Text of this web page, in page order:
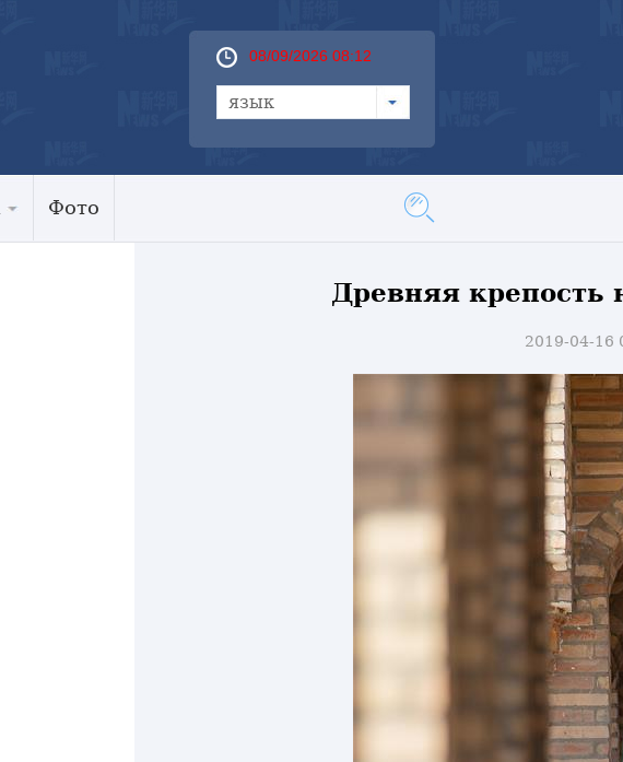
08/09/2026 08:12
язык
Фото
Древняя крепость
2019-04-16